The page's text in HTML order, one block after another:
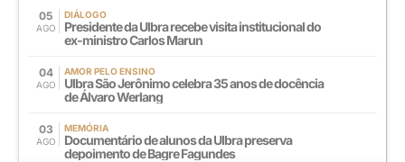
05
AGO
DIÁLOGO
Presidente da Ulbra recebe visita institucional do
ex-ministro Carlos Marun
04
AGO
AMOR PELO ENSINO
Ulbra São Jerônimo celebra 35 anos de docência
de Álvaro Werlang
03
AGO
MEMÓRIA
Documentário de alunos da Ulbra preserva
depoimento de Bagre Fagundes